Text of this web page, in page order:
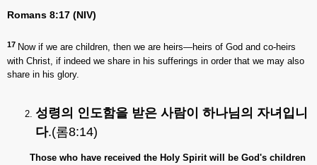
Romans 8:17 (NIV)
17 Now if we are children, then we are heirs—heirs of God and co-heirs
with Christ, if indeed we share in his sufferings in order that we may also
share in his glory.
성령의 인도함을 받은 사람이 하나님의 자녀입니
다.(롬8:14)
Those who have received the Holy Spirit will be God's children